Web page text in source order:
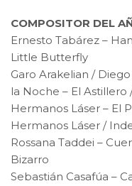
COMPOSITOR DEL
Ernesto Tabárez –
Little Butterfly
Garo Arakelian /
la Noche – El Astillero
Hermanos Láser – El
Hermanos Láser /
Rossana Taddei –
Bizarro
Sebastián Casafúa –